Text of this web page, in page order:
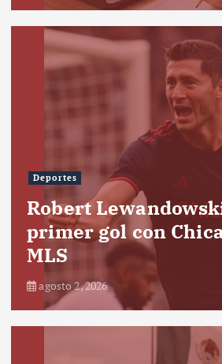
Deportes
Robert
primer gol con
MLS
agosto 2, 2026